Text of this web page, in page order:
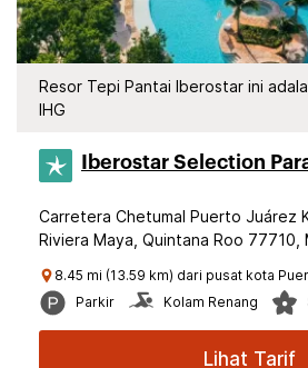
Resor Tepi Pantai Iberostar ini
IHG
Iberostar Selection​
Carretera Chetumal Puerto Juárez
Riviera Maya, Quintana Roo 77710,
8.45 mi (13.59 km) dari pusat kota
Parkir
Kolam Renang
Lihat Tarif